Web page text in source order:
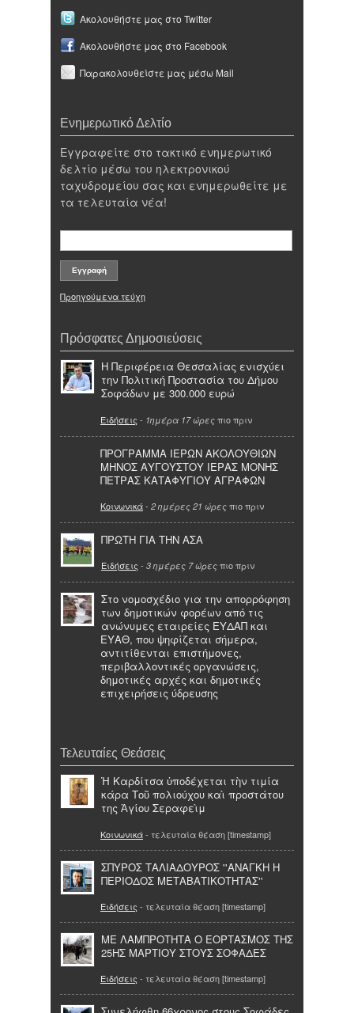
Ακολουθήστε μας στο Twitter
Ακολουθήστε μας στο Facebook
Παρακολουθείστε μας μέσω Mail
Ενημερωτικό Δελτίο
Εγγραφείτε στο τακτικό ενημερωτικό
δελτίο μέσω του ηλεκτρονικού
ταχυδρομείου σας και ενημερωθείτε με
τα τελευταία νέα!
Προηγούμενα τεύχη
Πρόσφατες Δημοσιεύσεις
Η Περιφέρεια Θεσσαλίας ενισχύει
την Πολιτική Προστασία του Δήμου
Σοφάδων με 300.000 ευρώ
Ειδήσεις - 1ημέρα 17 ώρες πιο πριν
ΠΡΟΓΡΑΜΜΑ ΙΕΡΩΝ ΑΚΟΛΟΥΘΙΩΝ
ΜΗΝΟΣ ΑΥΓΟΥΣΤΟΥ ΙΕΡΑΣ ΜΟΝΗΣ
ΠΕΤΡΑΣ ΚΑΤΑΦΥΓΙΟΥ ΑΓΡΑΦΩΝ
Κοινωνικά- 2 ημέρες 21 ώρες πιο πριν
ΠΡΩΤΗ ΓΙΑ ΤΗΝ ΑΣΑ
Ειδήσεις - 3 ημέρες 7 ώρες πιο πριν
Στο νομοσχέδιο για την απορρόφηση
των δημοτικών φορέων από τις
ανώνυμες εταιρείες ΕΥΔΑΠ και
ΕΥΑΘ, που ψηφίζεται σήμερα,
αντιτίθενται επιστήμονες,
περιβαλλοντικές οργανώσεις,
δημοτικές αρχές και δημοτικές
επιχειρήσεις ύδρευσης
Τελευταίες Θεάσεις
Ἡ Καρδίτσα ὑποδέχεται τὴν τιμία
κάρα Τοῦ πολιούχου καὶ προστάτου
της Ἁγίου Σεραφεὶμ
Κοινωνικά- τελευταία θέαση [timestamp]
ΣΠΥΡΟΣ ΤΑΛΙΑΔΟΥΡΟΣ ''ΑΝΑΓΚΗ Η
ΠΕΡΙΟΔΟΣ ΜΕΤΑΒΑΤΙΚΟΤΗΤΑΣ''
Ειδήσεις - τελευταία θέαση [timestamp]
ΜΕ ΛΑΜΠΡΟΤΗΤΑ Ο ΕΟΡΤΑΣΜΟΣ ΤΗΣ
25ΗΣ ΜΑΡΤΙΟΥ ΣΤΟΥΣ ΣΟΦΑΔΕΣ
Ειδήσεις - τελευταία θέαση [timestamp]